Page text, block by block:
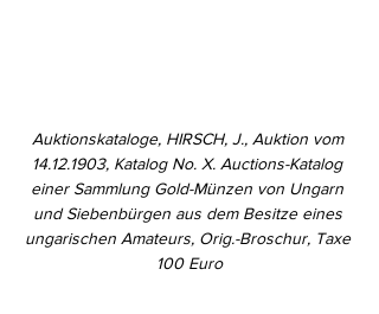
Auktionskataloge, HIRSCH, J., Auktion vom
14.12.1903, Katalog No. X. Auctions-Katalog
einer Sammlung Gold-Münzen von Ungarn
und Siebenbürgen aus dem Besitze eines
ungarischen Amateurs, Orig.-Broschur, Taxe
100 Euro